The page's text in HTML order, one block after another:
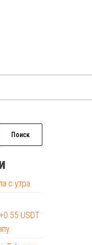
Поиск
с утра.
USDT